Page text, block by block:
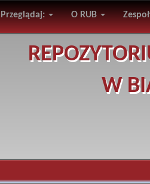
Przeglądaj: O RUB
W